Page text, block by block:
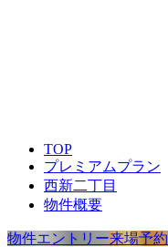
TOP
プレミアムプラン
西新二丁目
物件概要
物件エントリー来場予約